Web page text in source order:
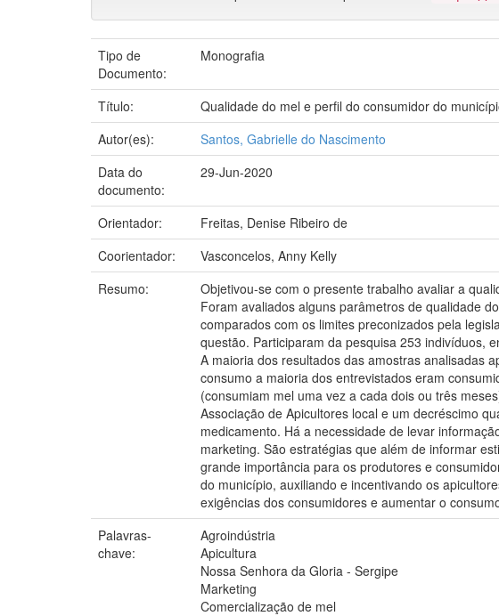
Tipo de
Documento:
Monografia
Título:
Qualidade do mel e perfil do consumidor do
Autor(es):
Santos, Gabrielle do Nascimento
Data do
documento:
29-Jun-2020
Orientador:
Freitas, Denise Ribeiro de
Coorientador:
Vasconcelos, Anny Kelly
Resumo:
Objetivou-se com o presente trabalho avaliar a
Foram avaliados alguns parâmetros de qualidade
comparados com os limites preconizados pela
questão. Participaram da pesquisa 253 indivíduos,
A maioria dos resultados das amostras analisadas
consumo a maioria dos entrevistados eram
(consumiam mel uma vez a cada dois ou três
Associação de Apicultores local e um decréscimo
medicamento. Há a necessidade de levar
marketing. São estratégias que além de informar
grande importância para os produtores e
do município, auxiliando e incentivando os
exigências dos consumidores e aumentar o
Palavras-
chave:
Agroindústria
Apicultura
Nossa Senhora da Gloria - Sergipe
Marketing
Comercialização de mel